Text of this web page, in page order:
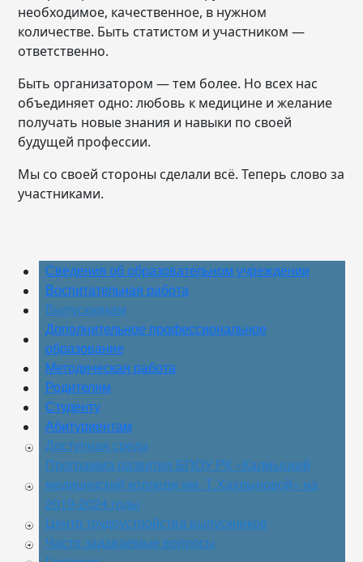
необходимое, качественное, в нужном
количестве. Быть статистом и участником —
ответственно.
Быть организатором — тем более. Но всех нас
объединяет одно: любовь к медицине и желание
получать новые знания и навыки по своей
будущей профессии.
Мы со своей стороны сделали всё. Теперь слово за
участниками.
Сведения об образовательном учреждении
Воспитательная работа
Выпускникам
Дополнительное профессиональное
образование
Методическая работа
Родителям
Студенту
Абитуриентам
Доступная среда
Программа развития БПОУ РК «Калмыцкий
медицинский колледж им. Т.Хахлыновой» на
2019-2024 годы
Центр трудоустройства выпускников
Часто задаваемые вопросы